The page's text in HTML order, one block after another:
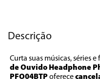
Descrição
Curta suas músicas, séries
de Ouvido Headphone
PFO04BTP oferece